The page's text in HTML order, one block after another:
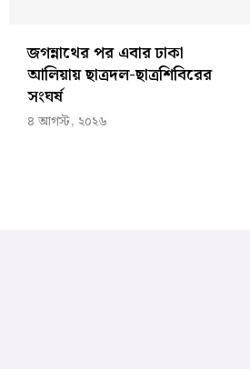
জগন্নাথের পর এবার ঢাকা
আলিয়ায় ছাত্রদল-ছাত্রশিবিরের
সংঘর্ষ
৪ আগস্ট, ২০২৬